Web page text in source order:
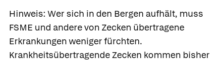
Hinweis: Wer sich in den Bergen aufhält, muss
FSME und andere von Zecken übertragene
Erkrankungen weniger fürchten.
Krankheitsübertragende Zecken kommen bisher